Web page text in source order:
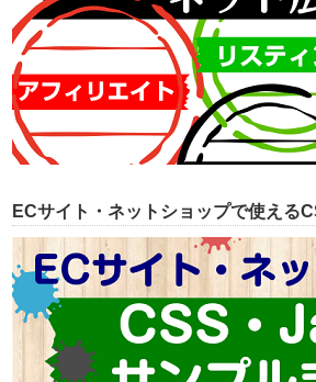
ECサイト・ネットショップで使える